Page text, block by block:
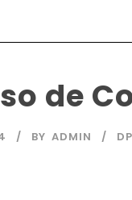
de
BY ADMIN